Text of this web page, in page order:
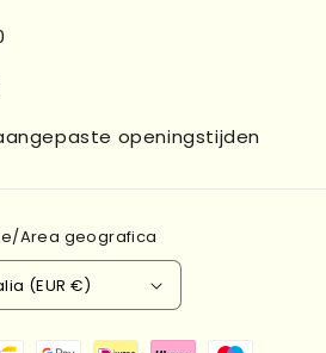
openingstijden
Area geografica
Italia (EUR €)